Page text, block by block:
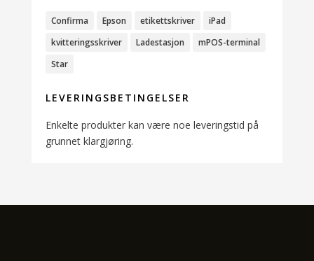
Confirma Epson etikettskriver
iPad
kvitteringsskriver
Ladestasjon
mPOS-terminal
Star
LEVERINGSBETINGELSER
Enkelte produkter kan være noe leveringstid på
grunnet klargjøring.